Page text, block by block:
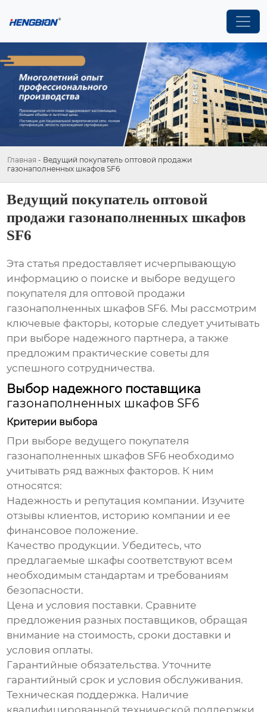
Главная - Ведущий покупатель оптовой продажи
газонаполненных шкафов SF6
Ведущий покупатель оптовой
продажи газонаполненных шкафов
SF6
Эта статья предоставляет исчерпывающую
информацию о поиске и выборе ведущего
покупателя для оптовой продажи
газонаполненных шкафов SF6. Мы рассмотрим
ключевые факторы, которые следует учитывать
при выборе надежного партнера, а также
предложим практические советы для
успешного сотрудничества.
Выбор надежного поставщика
газонаполненных шкафов SF6
Критерии выбора
При выборе ведущего покупателя
газонаполненных шкафов SF6 необходимо
учитывать ряд важных факторов. К ним
относятся:
Надежность и репутация компании. Изучите
отзывы клиентов, историю компании и ее
финансовое положение.
Качество продукции. Убедитесь, что
предлагаемые шкафы соответствуют всем
необходимым стандартам и требованиям
безопасности.
Цена и условия поставки. Сравните
предложения разных поставщиков, обращая
внимание на стоимость, сроки доставки и
условия оплаты.
Гарантийные обязательства. Уточните
гарантийный срок и условия обслуживания.
Техническая поддержка. Наличие